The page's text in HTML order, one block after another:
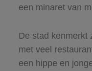
een minaret van
De stad kenmerkt
met veel
een hippe en